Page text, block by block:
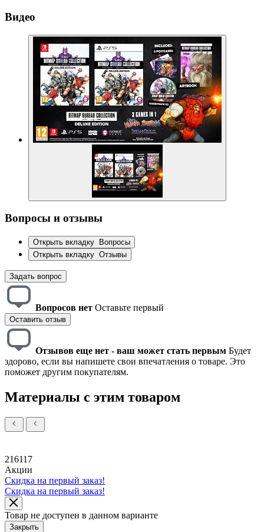
Видео
Вопросы и отзывы
Открыть вкладку
Вопросы
Открыть вкладку Отзывы
Задать вопрос
Вопросов нет Оставьте первый
Оставить отзыв
Отзывов еще нет - ваш может стать первым Будет
здорово, если вы напишете свои впечатления о товаре. Это
поможет другим покупателям.
Материалы с этим товаром
216117
Акции
Скидка на первый заказ!
Скидка на первый заказ!
Товар не доступен в данном варианте
Закрыть